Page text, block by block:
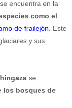
se encuentra en la
como el
de frailejón. Este
y sus
se
los bosques de